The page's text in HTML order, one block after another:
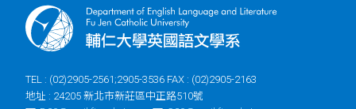
TEL : (02)2905-2561;2905-3536 FAX : (02)2905-2163
地址 : 24205 新北市新莊區中正路510號